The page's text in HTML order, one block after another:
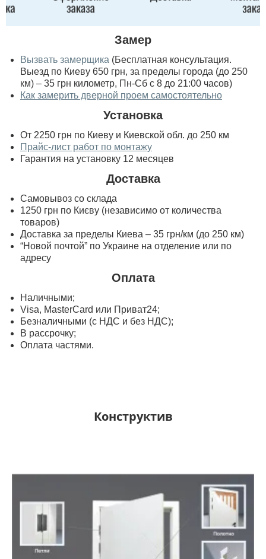
Замер
Вызвать замерщика (Бесплатная консультация.
Выезд по Киеву 650 грн, за пределы города (до 250
км) – 35 грн километр, Пн-Сб с 8 до 21:00 часов)
Как замерить дверной проем самостоятельно
Установка
От 2250 грн по Киеву и Киевской обл. до 250 км
Прайс-лист работ по монтажу
Гарантия на установку 12 месяцев
Доставка
Самовывоз со склада
1250 грн по Києву (независимо от количества
товаров)
Доставка за пределы Киева – 35 грн/км (до 250 км)
“Новой почтой” по Украине на отделение или по
адресу
Оплата
Наличными;
Visa, MasterСard или Приват24;
Безналичными (с НДС и без НДС);
В рассрочку;
Оплата частями.
Конструктив